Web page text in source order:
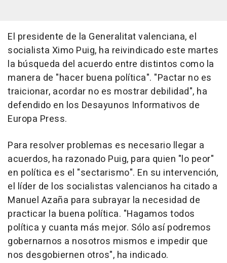
El presidente de la Generalitat valenciana, el
socialista Ximo Puig, ha reivindicado este martes
la búsqueda del acuerdo entre distintos como la
manera de "hacer buena política". "Pactar no es
traicionar, acordar no es mostrar debilidad", ha
defendido en los Desayunos Informativos de
Europa Press.
Para resolver problemas es necesario llegar a
acuerdos, ha razonado Puig, para quien "lo peor"
en política es el "sectarismo". En su intervención,
el líder de los socialistas valencianos ha citado a
Manuel Azaña para subrayar la necesidad de
practicar la buena política. "Hagamos todos
política y cuanta más mejor. Sólo así podremos
gobernarnos a nosotros mismos e impedir que
nos desgobiernen otros", ha indicado.